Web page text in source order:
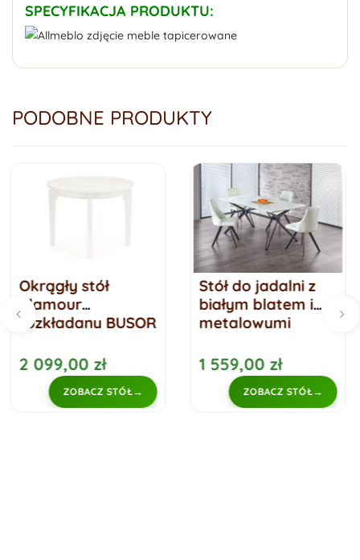
SPECYFIKACJA PRODUKTU:
PODOBNE PRODUKTY
Stół do jadalni z
białym blatem i
metalowymi
1 559,00 zł
ZOBACZ STÓŁ
Szklany stół
jadalni na
metalowych
799,00 zł
ZOBACZ